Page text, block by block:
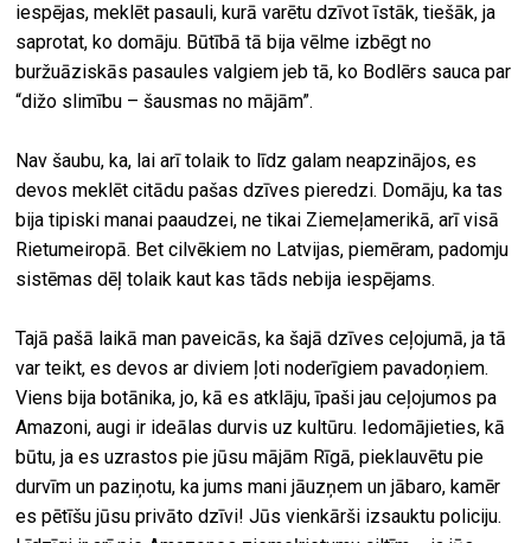
iespējas, meklēt pasauli, kurā varētu dzīvot īstāk, tiešāk, ja
saprotat, ko domāju. Būtībā tā bija vēlme izbēgt no
buržuāziskās pasaules valgiem jeb tā, ko Bodlērs sauca par
“dižo slimību – šausmas no mājām”.
Nav šaubu, ka, lai arī tolaik to līdz galam neapzinājos, es
devos meklēt citādu pašas dzīves pieredzi. Domāju, ka tas
bija tipiski manai paaudzei, ne tikai Ziemeļamerikā, arī visā
Rietumeiropā. Bet cilvēkiem no Latvijas, piemēram, padomju
sistēmas dēļ tolaik kaut kas tāds nebija iespējams.
Tajā pašā laikā man paveicās, ka šajā dzīves ceļojumā, ja tā
var teikt, es devos ar diviem ļoti noderīgiem pavadoņiem.
Viens bija botānika, jo, kā es atklāju, īpaši jau ceļojumos pa
Amazoni, augi ir ideālas durvis uz kultūru. Iedomājieties, kā
būtu, ja es uzrastos pie jūsu mājām Rīgā, pieklauvētu pie
durvīm un paziņotu, ka jums mani jāuzņem un jābaro, kamēr
es pētīšu jūsu privāto dzīvi! Jūs vienkārši izsauktu policiju.